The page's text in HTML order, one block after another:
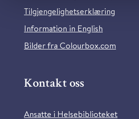
Tilgjengelighetserklæring
Information in English
Bilder fra Colourbox.com
Kontakt oss
Ansatte i Helsebiblioteket